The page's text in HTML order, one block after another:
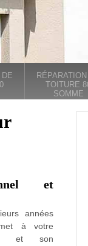
DE
TOITURE
SOMME
et
années
à votre
et son